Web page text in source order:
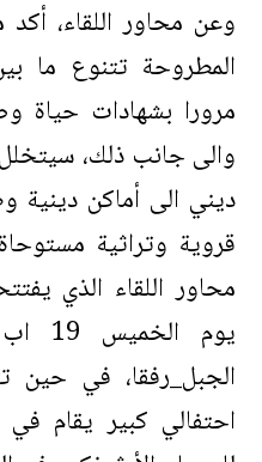
وعن محاور اللقاء،
المطروحة تتنوع ما
مرورا بشهادات حياة
والى جانب ذلك،
ديني الى أماكن دينية
قروية وتراثية
محاور اللقاء الذي
الجبل_رفقا، في حين
احتفالي كبير يقام